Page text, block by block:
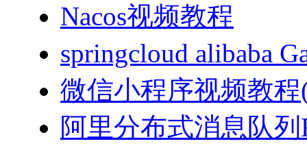
Nacos视频教程
springcloud alibaba
微信小程序视频教程
阿里分布式消息队